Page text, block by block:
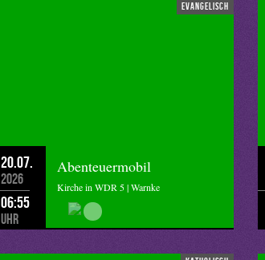
evangelisch
20.07.
2026
06:55
Uhr
Abenteuermobil
Kirche in WDR 5 | Warnke